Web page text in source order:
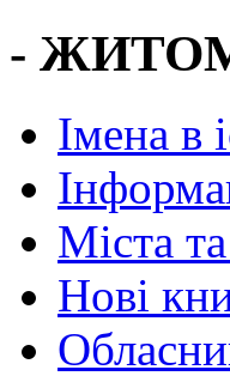
-
Імена в
Міста
Нові